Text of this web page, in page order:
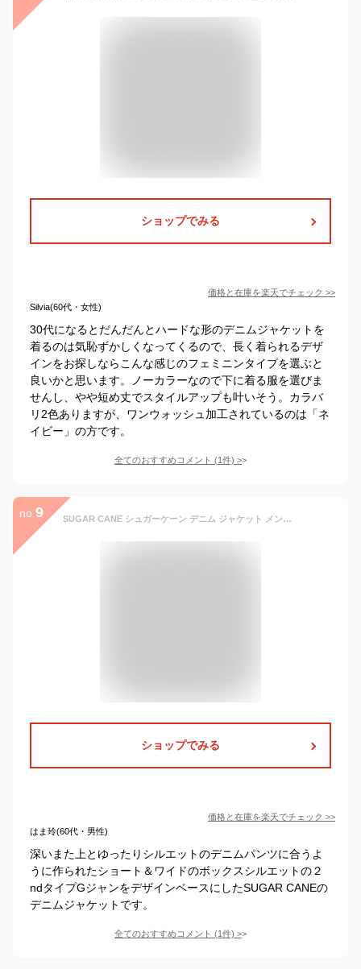
ショップでみる
価格と在庫を楽天でチェック >>
Silvia(60代・女性)
30代になるとだんだんとハードな形のデニムジャケットを
着るのは気恥ずかしくなってくるので、長く着られるデザ
インをお探しならこんな感じのフェミニンタイプを選ぶと
良いかと思います。ノーカラーなので下に着る服を選びま
せんし、やや短め丈でスタイルアップも叶いそう。カラバ
リ2色ありますが、ワンウォッシュ加工されているのは「ネ
イビー」の方です。
全てのおすすめコメント (1件) >
no. 9 SUGAR CANE シュガーケーン デニム ジャケット メンズ レディース Gジャン 2nd モデル タイプ 14.25oz. DENIM JACKET 1953 MODEL 1953年 モデル 14.25オンス ワンウォッシュ 国産 日本製 STANDARD DENIM スタンダードデニム SC11953A
ショップでみる
価格と在庫を楽天でチェック >>
はま玲(60代・男性)
深いまた上とゆったりシルエットのデニムパンツに合うよ
うに作られたショート＆ワイドのボックスシルエットの２
ndタイプGジャンをデザインベースにしたSUGAR CANEの
デニムジャケットです。
全てのおすすめコメント (1件) >